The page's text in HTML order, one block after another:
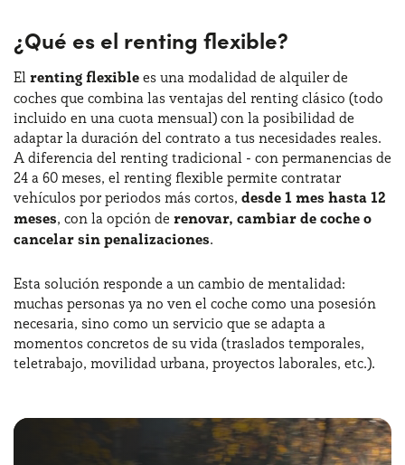
¿Qué es el renting flexible?
El renting flexible es una modalidad de alquiler de
coches que combina las ventajas del renting clásico (todo
incluido en una cuota mensual) con la posibilidad de
adaptar la duración del contrato a tus necesidades reales.
A diferencia del renting tradicional - con permanencias de
24 a 60 meses, el renting flexible permite contratar
vehículos por periodos más cortos, desde 1 mes hasta 12
meses, con la opción de renovar, cambiar de coche o
cancelar sin penalizaciones.
Esta solución responde a un cambio de mentalidad:
muchas personas ya no ven el coche como una posesión
necesaria, sino como un servicio que se adapta a
momentos concretos de su vida (traslados temporales,
teletrabajo, movilidad urbana, proyectos laborales, etc.).